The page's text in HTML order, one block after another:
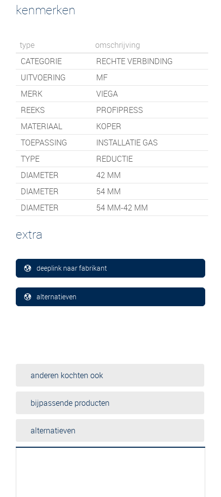
kenmerken
type
omschrijving
CATEGORIE
RECHTE VERBINDING
UITVOERING
MF
MERK
VIEGA
REEKS
PROFIPRESS
MATERIAAL
KOPER
TOEPASSING
INSTALLATIE GAS
TYPE
REDUCTIE
DIAMETER
42 MM
DIAMETER
54 MM
DIAMETER
54 MM-42 MM
extra
deeplink naar fabrikant
alternatieven
anderen kochten ook
bijpassende producten
alternatieven